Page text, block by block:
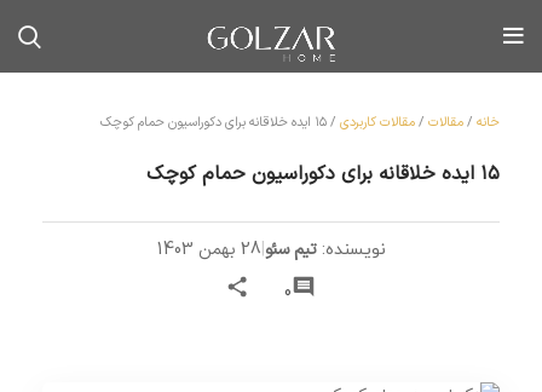
خانه /مقالات /مقالات کاربردی /۱۵ ایده خلاقانه برای دکوراسیون حمام کوچک
۱۵ ایده خلاقانه برای دکوراسیون حمام کوچک
نویسنده: تیم سئو|28 بهمن 1403
0